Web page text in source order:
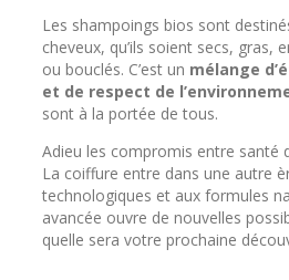
Les shampoings bios sont
cheveux, qu’ils soient secs, gras,
ou bouclés. C’est un mélange
et de respect de
sont à la portée de tous.
Adieu les compromis entre santé
La coiffure entre dans une autre
technologiques et aux formules
avancée ouvre de nouvelles
quelle sera votre prochaine